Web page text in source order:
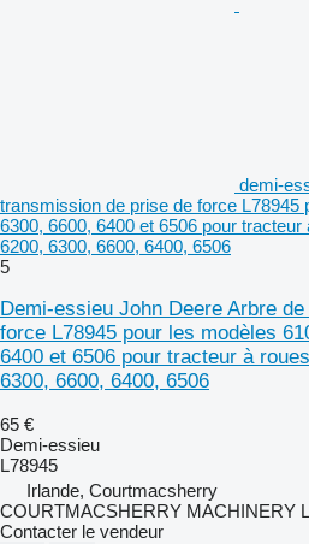
demi-
transmission de prise de force L78945
6300, 6600, 6400 et 6506 pour
6200, 6300, 6600, 6400, 6506
5
Demi-essieu John Deere Arbre
force L78945 pour les modèles
6400 et 6506 pour tracteur à
6300, 6600, 6400, 6506
65 €
Demi-essieu
L78945
Irlande, Courtmacsherry
COURTMACSHERRY MACHINERY
Contacter le vendeur